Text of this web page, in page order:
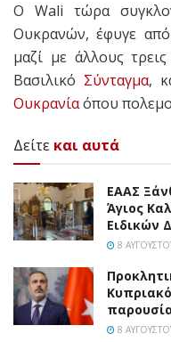
Ο Wali τώρα
Ουκρανών, έφυγε
μαζί με άλλους
Βασιλικό Σύνταγμα,
Ουκρανίαόπου
Δείτε και αυτά
EAAΣ
Άγιος
Ειδικών
8
8